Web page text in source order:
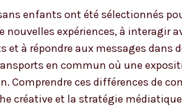
enfants ont été sélectionnés
nouvelles expériences, à interagir
et à répondre aux messages dans
en commun où une
Comprendre ces différences de
créative et la stratégie